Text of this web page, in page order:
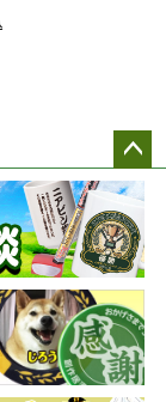
ペー
ジト
ップ
へ